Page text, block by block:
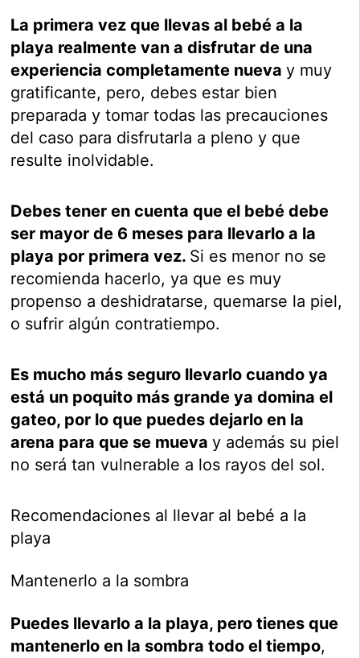
La primera vez que llevas al bebé a la
playa realmente van a disfrutar de una
experiencia completamente nuevay muy
gratificante, pero, debes estar bien
preparada y tomar todas las precauciones
del caso para disfrutarla a pleno y que
resulte inolvidable.
Debes tener en cuenta que el bebé debe
ser mayor de 6 meses para llevarlo a la
playa por primera vez. Si es menor no se
recomienda hacerlo, ya que es muy
propenso a deshidratarse, quemarse la piel,
o sufrir algún contratiempo.
Es mucho más seguro llevarlo cuando ya
está un poquito más grande ya domina el
gateo, por lo que puedes dejarlo en la
arena para que se muevay además su piel
no será tan vulnerable a los rayos del sol.
Recomendaciones al llevar al bebé a la
playa
Mantenerlo a la sombra
Puedes llevarlo a la playa, pero tienes que
mantenerlo en la sombra todo el tiempo,